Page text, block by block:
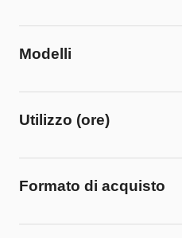
Modelli
Utilizzo (ore)
Formato di acquisto